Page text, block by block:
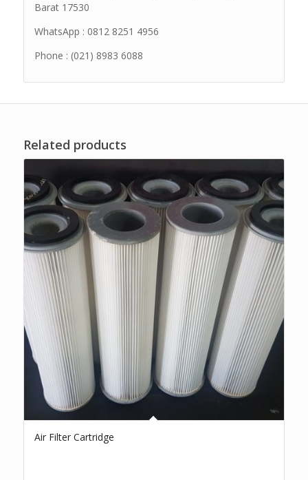
Barat 17530
WhatsApp : 0812 8251 4956
Phone : (021) 8983 6088
Related products
Air Filter Cartridge